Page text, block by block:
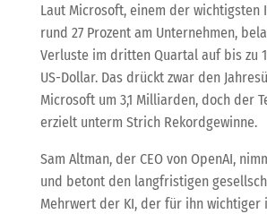
Laut Microsoft, einem der wichtigsten
rund 27 Prozent am Unternehmen,
Verluste im dritten Quartal auf bis zu
US-Dollar. Das drückt zwar den
Microsoft um 3,1 Milliarden, doch der
erzielt unterm Strich Rekordgewinne.
Sam Altman, der CEO von OpenAI,
und betont den langfristigen
Mehrwert der KI, der für ihn wichtiger